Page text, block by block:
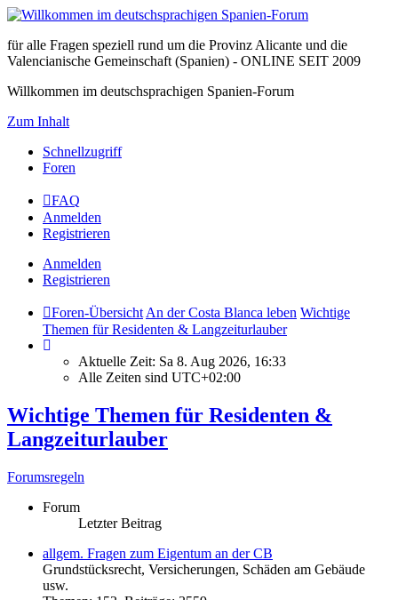
für alle Fragen speziell rund um die Provinz Alicante und die
Valencianische Gemeinschaft (Spanien) - ONLINE SEIT 2009
Willkommen im deutschsprachigen Spanien-Forum
Zum Inhalt
Schnellzugriff
Foren
FAQ
Anmelden
Registrieren
Anmelden
Registrieren
Foren-Übersicht An der Costa Blanca leben Wichtige
Themen für Residenten & Langzeiturlauber
Aktuelle Zeit: Sa 8. Aug 2026, 16:33
Alle Zeiten sind UTC+02:00
Wichtige Themen für Residenten &
Langzeiturlauber
Forumsregeln
Forum
Letzter Beitrag
allgem. Fragen zum Eigentum an der CB
Grundstücksrecht, Versicherungen, Schäden am Gebäude
usw.